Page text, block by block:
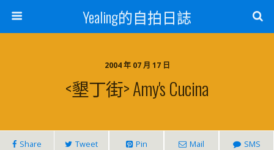
Yealing的自拍日誌
2004 年 07 月 17 日
<墾丁街> Amy's Cucina
Share Tweet Pin Mail SMS